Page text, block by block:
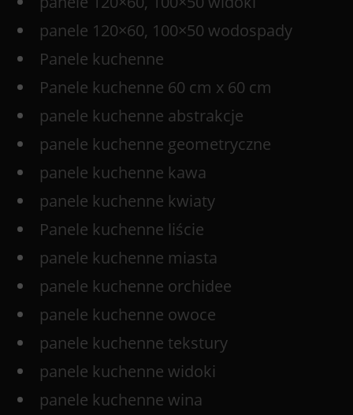
panele 120×60, 100×50 wodospady
Panele kuchenne
Panele kuchenne 60 cm x 60 cm
panele kuchenne abstrakcje
panele kuchenne geometryczne
panele kuchenne kawa
panele kuchenne kwiaty
Panele kuchenne liście
panele kuchenne miasta
panele kuchenne orchidee
panele kuchenne owoce
panele kuchenne tekstury
panele kuchenne widoki
panele kuchenne wina